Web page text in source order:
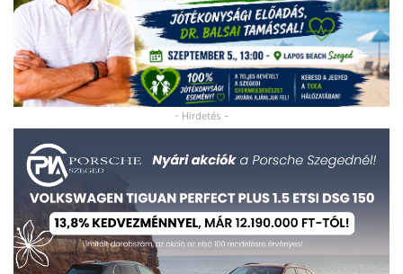
- Hirdetés -